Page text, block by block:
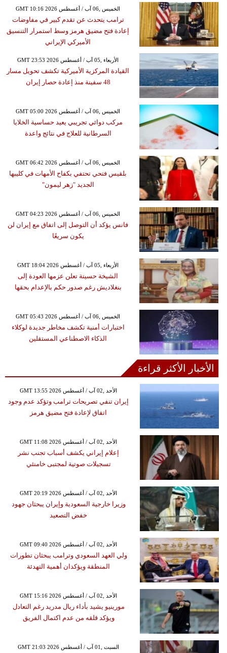
GMT 10:16 2026 الخميس ,06 آب / أغسطس
ترامب يتحدث عن تقدم كبير في مفاوضات
إعادة فتح مضيق هرمز وسط استمرار التنسيق
الأميركي الإيراني
GMT 23:53 2026 الأربعاء ,05 آب / أغسطس
القيادة المركزية الأميركية تكشف تحويل مسار
48 سفينة منذ إعادة حصار إيران
GMT 05:00 2026 الخميس ,06 آب / أغسطس
مركب دوائي تجريبي يعيد حساسية الخلايا
السرطانية للعلاج في نتائج واعدة
GMT 06:42 2026 الخميس ,06 آب / أغسطس
بلقيس فتحي تحتفي بكفاح الأمهات في كليبها
الجديد "زهر ليمون"
GMT 04:23 2026 الخميس ,06 آب / أغسطس
فانس يؤكد أن التوصل إلى اتفاق مع إيران لن
يكون سريعًا
GMT 18:04 2026 الأربعاء ,05 آب / أغسطس
الشيخة حسينة تعلن عزمها العودة إلى
بنغلاديش رغم صدور حكم بالإعدام بحقها
GMT 05:43 2026 الخميس ,06 آب / أغسطس
اختبارات أمنية تكشف مخاطر جديدة لوكلاء
الذكاء الاصطناعي المستقلين
الأخبار الأكثر قراءة
GMT 13:55 2026 الأحد ,02 آب / أغسطس
إيران تنفي تصريحات ترامب وتؤكد عدم وجود
اتفاق لإعادة فتح مضيق هرمز
GMT 11:08 2026 الأحد ,02 آب / أغسطس
إعلام إيراني يكشف أسباب تجنب نشر
تسجيلات صوتية لمجتبى خامنئي
GMT 20:19 2026 الأحد ,02 آب / أغسطس
وزيرا خارجية السعودية وإيران يبحثان جهود
خفض التصعيد
GMT 09:40 2026 الأحد ,02 آب / أغسطس
ولي العهد السعودي وترامب يبحثان تطورات
المنطقة ويؤكدان أهمية التهدئة
GMT 15:16 2026 الأحد ,02 آب / أغسطس
مورينيو يشيد بأداء ريال مدريد رغم التعادل
ويؤكد قلقه من عدم اكتمال الفريق
GMT 21:03 2026 السبت ,01 آب / أغسطس